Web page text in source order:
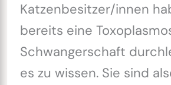
Katzenbesitzer/innen
bereits eine
Schwangerschaft
es zu wissen. Sie sind